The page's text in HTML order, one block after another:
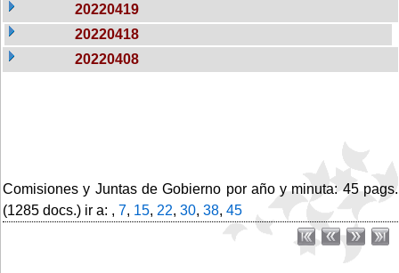
20220419
20220418
20220408
Comisiones y Juntas de Gobierno por año y minuta: 45 pags.
(1285 docs.) ir a: , 7, 15, 22, 30, 38, 45